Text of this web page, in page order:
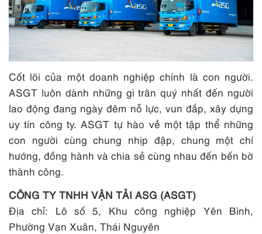
Cốt lõi của một doanh nghiệp chính là con người.
ASGT luôn dành những gì trân quý nhất đến người
lao động đang ngày đêm nỗ lực, vun đắp, xây dựng
uy tín công ty. ASGT tự hào về một tập thể những
con người cùng chung nhịp đập, chung một chí
hướng, đồng hành và chia sẻ cùng nhau đến bến bờ
thành công.
CÔNG TY TNHH VẬN TẢI ASG (ASGT)
Địa chỉ: Lô số 5, Khu công nghiệp Yên Bình,
Phường Vạn Xuân, Thái Nguyên